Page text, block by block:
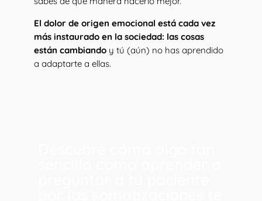
El dolor de origen emocional está cada vez
más instaurado en la sociedad: las cosas
están cambiando y tú (aún) no has aprendido
a adaptarte a ellas.